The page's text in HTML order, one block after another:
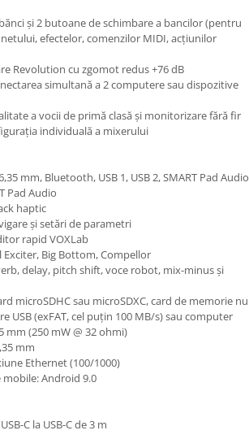
și 2 butoane de schimbare a bancilor (pentru
efectelor, comenzilor MIDI, acțiunilor
Revolution cu zgomot redus +76 dB
simultană a 2 computere sau dispozitive
a vocii de primă clasă și monitorizare fără fir
individuală a mixerului
mm, Bluetooth, USB 1, USB 2, SMART Pad Audio
Pad Audio
haptic
și setări de parametri
rapid VOXLab
Exciter, Big Bottom, Compellor
delay, pitch shift, voce robot, mix-minus și
microSDHC sau microSDXC, card de memorie nu
USB (exFAT, cel puțin 100 MB/s) sau computer
mm (250 mW @ 32 ohmi)
mm
Ethernet (100/1000)
Android 9.0
C la USB-C de 3 m